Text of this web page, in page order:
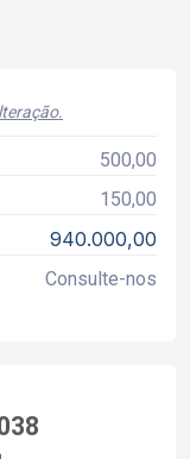
500,00
150,00
940.000,00
Consulte-nos